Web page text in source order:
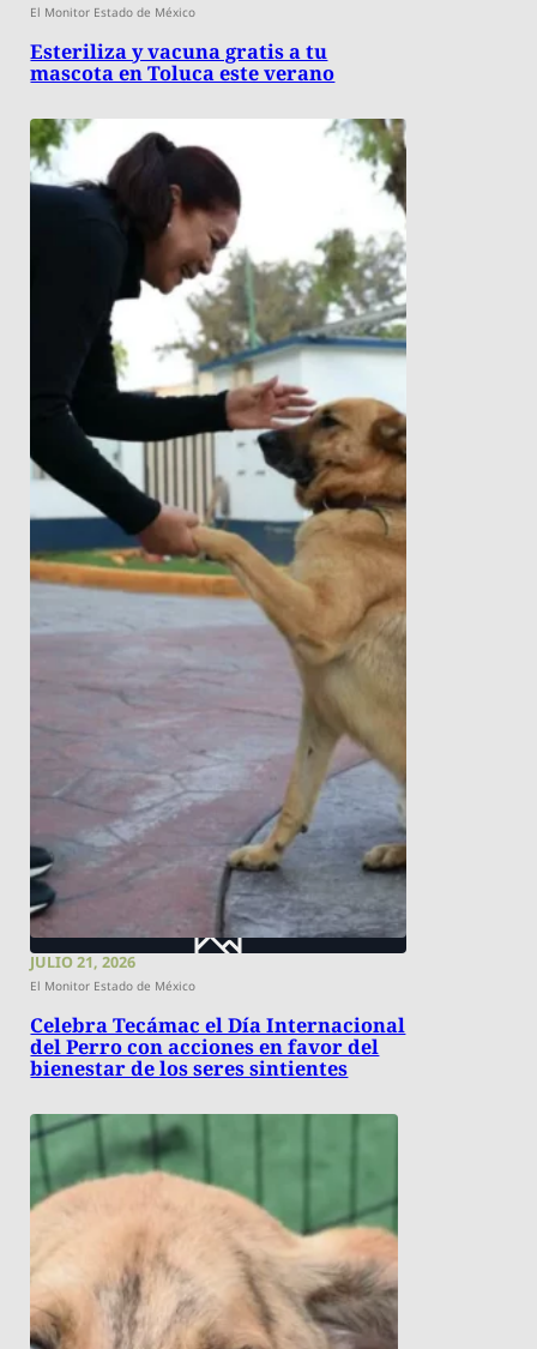
El Monitor Estado de México
Esteriliza y vacuna gratis a tu
mascota en Toluca este verano
JULIO 21, 2026
El Monitor Estado de México
Celebra Tecámac el Día Internacional
del Perro con acciones en favor del
bienestar de los seres sintientes